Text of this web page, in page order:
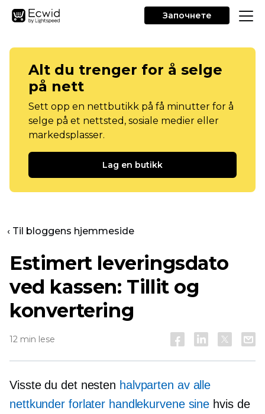
Започнете
Alt du trenger for å selge
på nett
Sett opp en nettbutikk på få minutter for å
selge på et nettsted, sosiale medier eller
markedsplasser.
Lag en butikk
‹ Til bloggens hjemmeside
Estimert leveringsdato
ved kassen: Tillit og
konvertering
12 min lese
Visste du det nesten halvparten av alle
nettkunder forlater handlekurvene sine hvis de